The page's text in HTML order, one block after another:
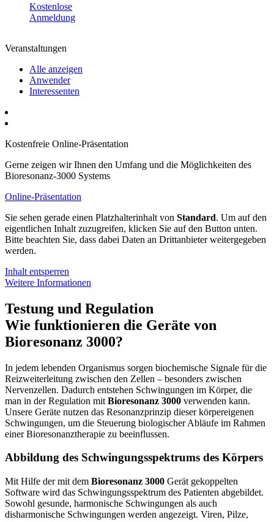
Kostenlose
Anmeldung
Veranstaltungen
Alle anzeigen
Anwender
Interessenten
Kostenfreie Online-Präsentation
Gerne zeigen wir Ihnen den Umfang und die Möglichkeiten des
Bioresonanz-3000 Systems
Online-Präsentation
Sie sehen gerade einen Platzhalterinhalt von Standard. Um auf den
eigentlichen Inhalt zuzugreifen, klicken Sie auf den Button unten.
Bitte beachten Sie, dass dabei Daten an Drittanbieter weitergegeben
werden.
Inhalt entsperren
Weitere Informationen
Testung und Regulation
Wie funktionieren die Geräte von
Bioresonanz 3000?
In jedem lebenden Organismus sorgen biochemische Signale für die
Reizweiterleitung zwischen den Zellen – besonders zwischen
Nervenzellen. Dadurch entstehen Schwingungen im Körper, die
man in der Regulation mit Bioresonanz 3000 verwenden kann.
Unsere Geräte nutzen das Resonanzprinzip dieser körpereigenen
Schwingungen, um die Steuerung biologischer Abläufe im Rahmen
einer Bioresonanztherapie zu beeinflussen.
Abbildung des Schwingungsspektrums des Körpers
Mit Hilfe der mit dem Bioresonanz 3000 Gerät gekoppelten
Software wird das Schwingungsspektrum des Patienten abgebildet.
Sowohl gesunde, harmonische Schwingungen als auch
disharmonische Schwingungen werden angezeigt. Viren, Pilze,